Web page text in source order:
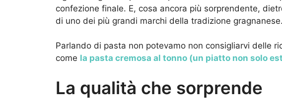
confezione finale. E, cosa ancora più sorprendente,
di uno dei più grandi marchi della tradizione gragnanese.
Parlando di pasta non potevamo non consigliarvi delle
come la pasta cremosa al tonno (un piatto non solo
La qualità che sorprende